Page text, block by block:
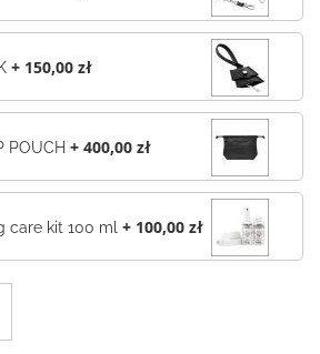
+ 150,00 zł
POUCH + 400,00 zł
care kit 100 ml + 100,00 zł